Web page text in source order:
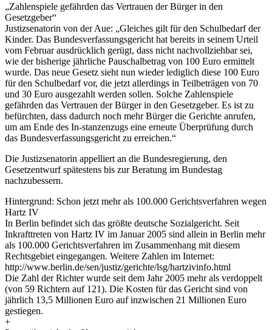
„Zahlenspiele gefährden das Vertrauen der Bürger in den
Gesetzgeber“
Justizsenatorin von der Aue: „Gleiches gilt für den Schulbedarf der
Kinder. Das Bundesverfassungsgericht hat bereits in seinem Urteil
vom Februar ausdrücklich gerügt, dass nicht nachvollziehbar sei,
wie der bisherige jährliche Pauschalbetrag von 100 Euro ermittelt
wurde. Das neue Gesetz sieht nun wieder lediglich diese 100 Euro
für den Schulbedarf vor, die jetzt allerdings in Teilbeträgen von 70
und 30 Euro ausgezahlt werden sollen. Solche Zahlenspiele
gefährden das Vertrauen der Bürger in den Gesetzgeber. Es ist zu
befürchten, dass dadurch noch mehr Bürger die Gerichte anrufen,
um am Ende des In-stanzenzugs eine erneute Überprüfung durch
das Bundesverfassungsgericht zu erreichen.“
Die Justizsenatorin appelliert an die Bundesregierung, den
Gesetzentwurf spätestens bis zur Beratung im Bundestag
nachzubessern.
Hintergrund: Schon jetzt mehr als 100.000 Gerichtsverfahren wegen
Hartz IV
In Berlin befindet sich das größte deutsche Sozialgericht. Seit
Inkrafttreten von Hartz IV im Januar 2005 sind allein in Berlin mehr
als 100.000 Gerichtsverfahren im Zusammenhang mit diesem
Rechtsgebiet eingegangen. Weitere Zahlen im Internet:
http://www.berlin.de/sen/justiz/gerichte/lsg/hartzivinfo.html
Die Zahl der Richter wurde seit dem Jahr 2005 mehr als verdoppelt
(von 59 Richtern auf 121). Die Kosten für das Gericht sind von
jährlich 13,5 Millionen Euro auf inzwischen 21 Millionen Euro
gestiegen.
+